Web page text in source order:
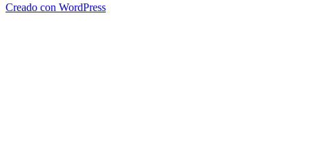
Creado con WordPress